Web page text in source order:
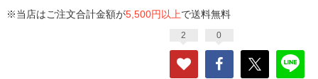
※当店はご注文合計金額が5,500円以上で送料無料
2 0